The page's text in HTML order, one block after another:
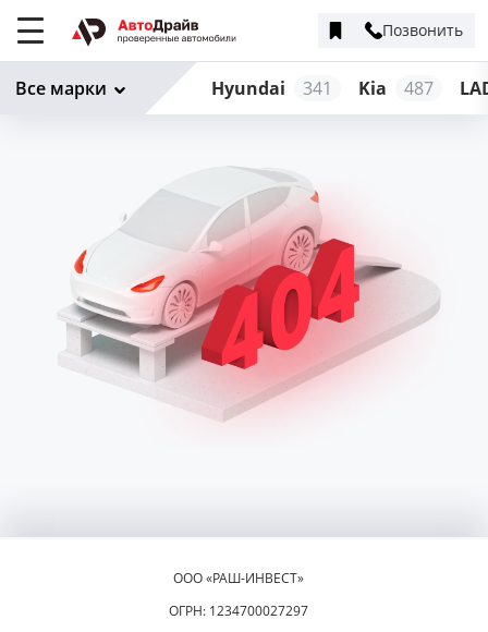
Позвонить
Hyundai 341 Kia 487
Все марки
ООО «РАШ-ИНВЕСТ»
ОГРН: 1234700027297